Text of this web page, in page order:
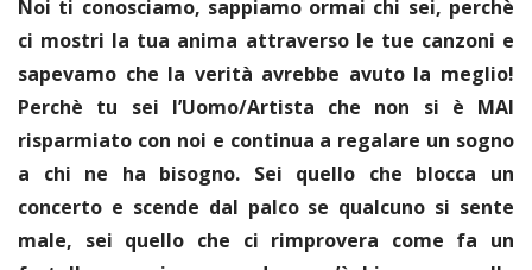
Noi ti conosciamo, sappiamo ormai chi sei, perchè
ci mostri la tua anima attraverso le tue canzoni e
sapevamo che la verità avrebbe avuto la meglio!
Perchè tu sei l’Uomo/Artista che non si è MAI
risparmiato con noi e continua a regalare un sogno
a chi ne ha bisogno. Sei quello che blocca un
concerto e scende dal palco se qualcuno si sente
male, sei quello che ci rimprovera come fa un